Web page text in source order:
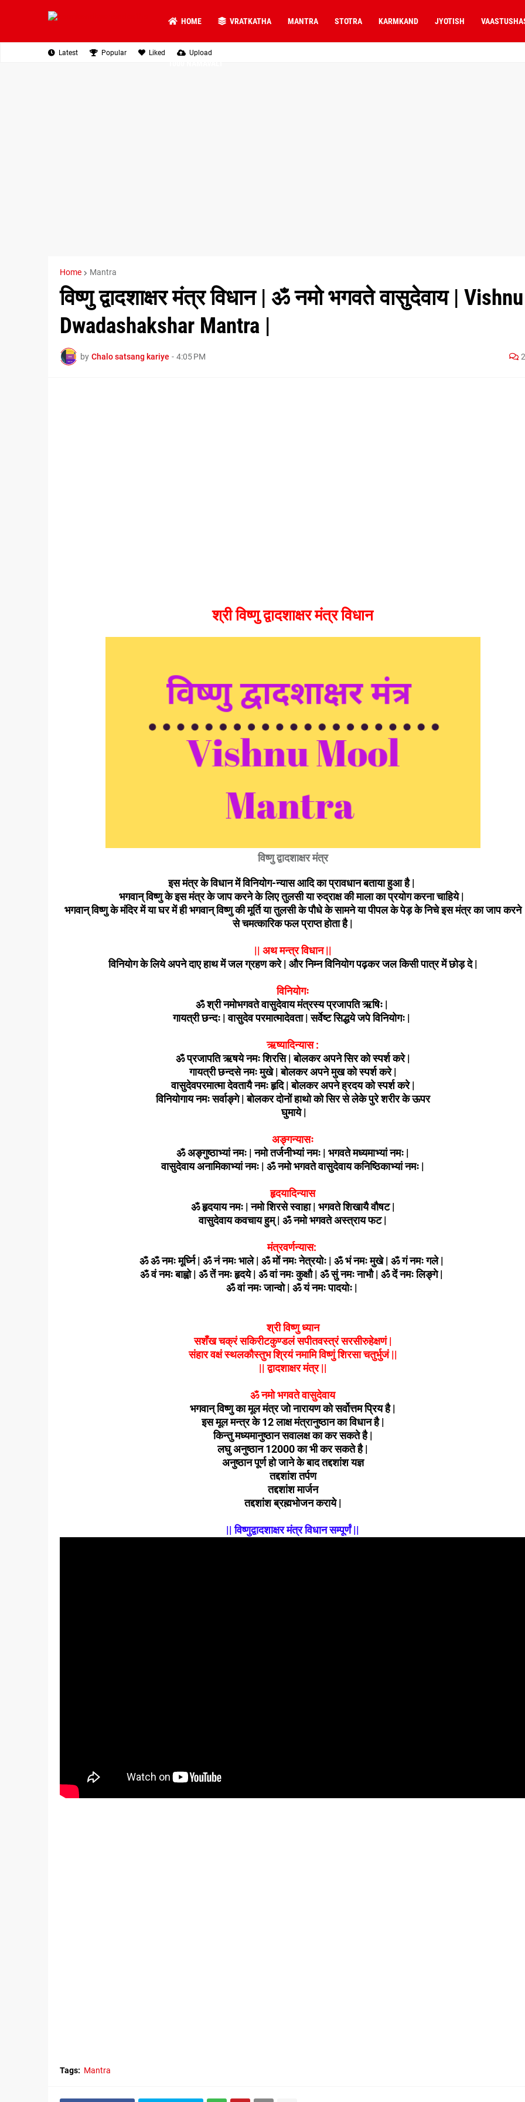
HOME VRATKATHA MANTRA STOTRA KARMKAND JYOTISH
Latest Popular Liked Upload
Home Mantra
विष्णु द्वादशाक्षर मंत्र विधान | ॐ नमो भगवते वासुदेवाय | Vishnu
Dwadashakshar Mantra |
by Chalo satsang kariye - 4:05 PM 2
श्री विष्णु द्वादशाक्षर मंत्र विधान
विष्णु द्वादशाक्षर मंत्र
इस मंत्र के विधान में विनियोग-न्यास आदि का प्रावधान बताया हुआ है |
भगवान् विष्णु के इस मंत्र के जाप करने के लिए तुलसी या रुद्राक्ष की माला का प्रयोग करना चाहिये |
भगवान् विष्णु के मंदिर में या घर में ही भगवान् विष्णु की मूर्ति या तुलसी के पौधे के सामने या पीपल के पेड़ के निचे इस मंत्र का जाप करने
से चमत्कारिक फल प्राप्त होता है |
|| अथ मन्त्र विधान ||
विनियोग के लिये अपने दाए हाथ में जल ग्रहण करे | और निम्न विनियोग पढ़कर जल किसी पात्र में छोड़ दे |
विनियोगः
ॐ श्री नमोभगवते वासुदेवाय मंत्रस्य प्रजापति ऋषिः |
गायत्री छन्दः | वासुदेव परमात्मादेवता | सर्वेष्ट सिद्धये जपे विनियोगः |
ऋष्यादिन्यास :
ॐ प्रजापति ऋषये नमः शिरसि | बोलकर अपने सिर को स्पर्श करे |
गायत्री छन्दसे नमः मुखे | बोलकर अपने मुख को स्पर्श करे |
वासुदेवपरमात्मा देवतायै नमः हृदि | बोलकर अपने ह्रदय को स्पर्श करे |
विनियोगाय नमः सर्वाङ्गे | बोलकर दोनों हाथो को सिर से लेके पुरे शरीर के ऊपर
घुमाये |
अङ्गन्यासः
ॐ अङ्गुष्ठाभ्यां नमः | नमो तर्जनीभ्यां नमः | भगवते मध्यमाभ्यां नमः |
वासुदेवाय अनामिकाभ्यां नमः | ॐ नमो भगवते वासुदेवाय कनिष्ठिकाभ्यां नमः |
हृदयादिन्यास
ॐ हृदयाय नमः | नमो शिरसे स्वाहा | भगवते शिखायै वौषट |
वासुदेवाय कवचाय हुम् | ॐ नमो भगवते अस्त्राय फट |
मंत्रवर्णन्यास:
ॐ ॐ नमः मूर्घ्नि | ॐ नं नमः भाले | ॐ मों नमः नेत्रयोः | ॐ भं नमः मुखे | ॐ गं नमः गले |
ॐ वं नमः बाह्वो | ॐ तें नमः हृदये | ॐ वां नमः कुक्षौ | ॐ सुं नमः नाभौ | ॐ दें नमः लिङ्गे |
ॐ वां नमः जान्वो | ॐ यं नमः पादयोः |
श्री विष्णु ध्यान
सशँख चक्रं सकिरीटकुण्डलं सपीतवस्त्रं सरसीरुहेक्षणं |
संहार वक्षं स्थलकौस्तुभ श्रियं नमामि विष्णुं शिरसा चतुर्भुजं ||
|| द्वादशाक्षर मंत्र ||
ॐ नमो भगवते वासुदेवाय
भगवान् विष्णु का मूल मंत्र जो नारायण को सर्वोत्तम प्रिय है |
इस मूल मन्त्र के 12 लाक्ष मंत्रानुष्ठान का विधान है |
किन्तु मध्यमानुष्ठान सवालक्ष का कर सकते है |
लघु अनुष्ठान 12000 का भी कर सकते है |
अनुष्ठान पूर्ण हो जाने के बाद तद्दशांश यज्ञ
तद्दशांश तर्पण
तद्दशांश मार्जन
तद्दशांश ब्रह्मभोजन कराये |
|| विष्णुद्वादशाक्षर मंत्र विधान सम्पूर्णं ||
Tags: Mantra